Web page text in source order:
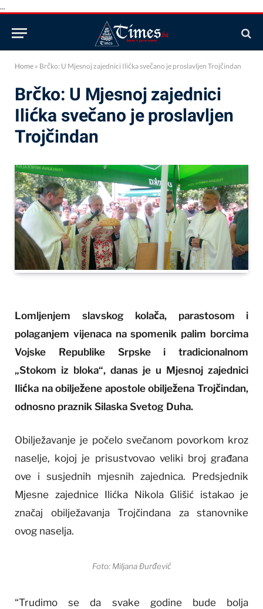
...
Home » Brčko: U Mjesnoj zajednici Ilićka svečano je proslavljen Trojčindan
Brčko: U Mjesnoj zajednici
Ilićka svečano je proslavljen
Trojčindan
Lomljenjem slavskog kolača, parastosom i
polaganjem vijenaca na spomenik palim borcima
Vojske Republike Srpske i tradicionalnom
„Stokom iz bloka“, danas je u Mjesnoj zajednici
Ilićka na obilježene apostole obilježena Trojčindan,
odnosno praznik Silaska Svetog Duha.
Obilježavanje je počelo svečanom povorkom kroz
naselje, kojoj je prisustvovao veliki broj građana
ove i susjednih mjesnih zajednica. Predsjednik
Mjesne zajednice Ilićka Nikola Glišić istakao je
značaj obilježavanja Trojčindana za stanovnike
ovog naselja.
Foto: Miljana Đurđević
“Trudimo se da svake godine bude bolja